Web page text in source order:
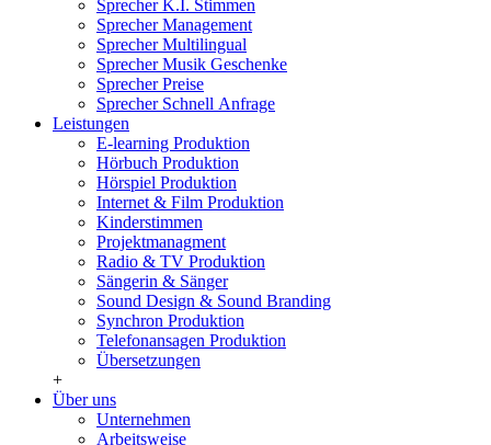
Sprecher K.I. Stimmen
Sprecher Management
Sprecher Multilingual
Sprecher Musik Geschenke
Sprecher Preise
Sprecher Schnell Anfrage
Leistungen
E-learning Produktion
Hörbuch Produktion
Hörspiel Produktion
Internet & Film Produktion
Kinderstimmen
Projektmanagment
Radio & TV Produktion
Sängerin & Sänger
Sound Design & Sound Branding
Synchron Produktion
Telefonansagen Produktion
Übersetzungen
+
Über uns
Unternehmen
Arbeitsweise